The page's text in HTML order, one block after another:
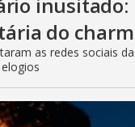
do
as redes sociais